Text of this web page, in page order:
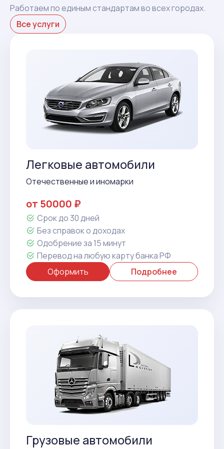
Работаем по единым стандартам во всех городах.
Все услуги
Легковые автомобили
Отечественные и иномарки
от 50000 ₽
Срок до 30 дней
Без справок о доходах
Одобрение за 15 минут
Перевод на любую карту банка РФ
Оформить
Подробнее
Грузовые автомобили